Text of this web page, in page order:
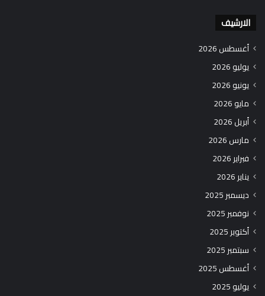
الارشيف
أغسطس 2026
يوليو 2026
يونيو 2026
مايو 2026
أبريل 2026
مارس 2026
فبراير 2026
يناير 2026
ديسمبر 2025
نوفمبر 2025
أكتوبر 2025
سبتمبر 2025
أغسطس 2025
يوليو 2025